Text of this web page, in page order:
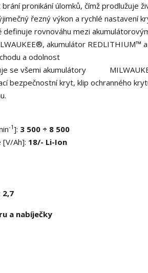
pronikání úlomků, čímž prodlužuje
řezný výkon a rychlé nastavení
definuje rovnováhu mezi
akumulátor REDLITHIUM™
a odolnost
se všemi akumulátory
bezpečnostní kryt, klip ochranného
-1]: 3 500 ÷ 8 500
Ah]: 18/- Li-Ion
2,7
a nabíječky